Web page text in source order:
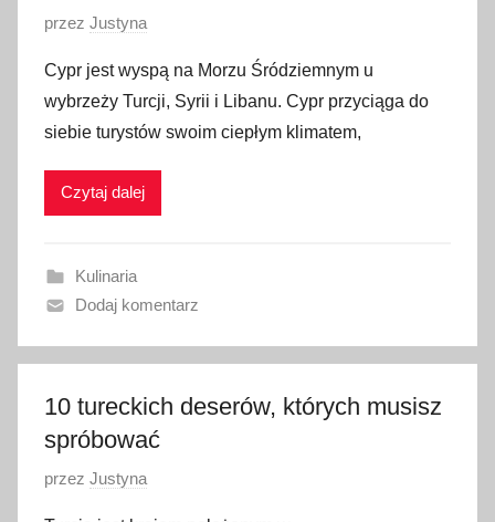
O
u
b
l
i
a
n
3
0
t
y
przez Justyna
Cypr jest wyspą na Morzu Śródziemnym u
wybrzeży Turcji, Syrii i Libanu. Cypr przyciąga do
siebie turystów swoim ciepłym klimatem,
Czytaj dalej
Kulinaria
Dodaj komentarz
10 tureckich deserów, których musisz
spróbować
O
przez Justyna